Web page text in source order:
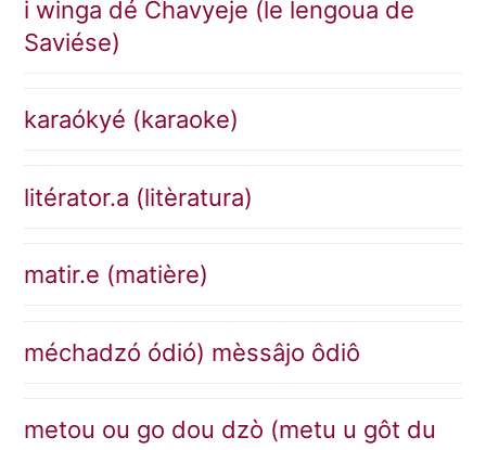
i winga dé Chavyeje (le lengoua de
Saviése)
karaókyé (karaoke)
litérator.a (litèratura)
matir.e (matière)
méchadzó ódió) mèssâjo ôdiô
metou ou go dou dzò (metu u gôt du